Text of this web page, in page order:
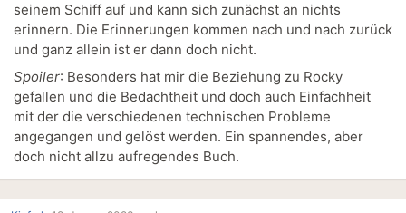
seinem Schiff auf und kann sich zunächst an nichts
erinnern. Die Erinnerungen kommen nach und nach zurück
und ganz allein ist er dann doch nicht.
Spoiler: Besonders hat mir die Beziehung zu Rocky
gefallen und die Bedachtheit und doch auch Einfachheit
mit der die verschiedenen technischen Probleme
angegangen und gelöst werden. Ein spannendes, aber
doch nicht allzu aufregendes Buch.